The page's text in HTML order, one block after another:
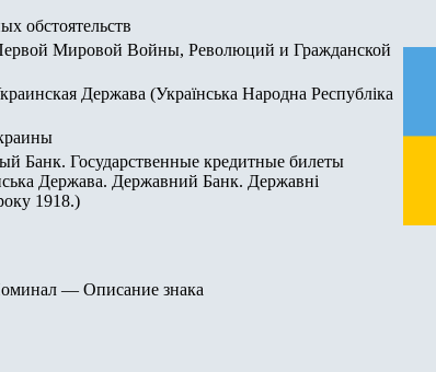
обстоятельств
Мировой Войны, Революций и Гражданской
Держава (Українська Народна Республіка
Банк. Государственные кредитные билеты
Держава. Державний Банк. Державнi
1918.)
— Описание знака